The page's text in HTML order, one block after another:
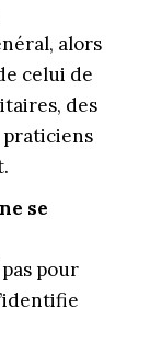
alors
celui de
des
praticiens
se
pour